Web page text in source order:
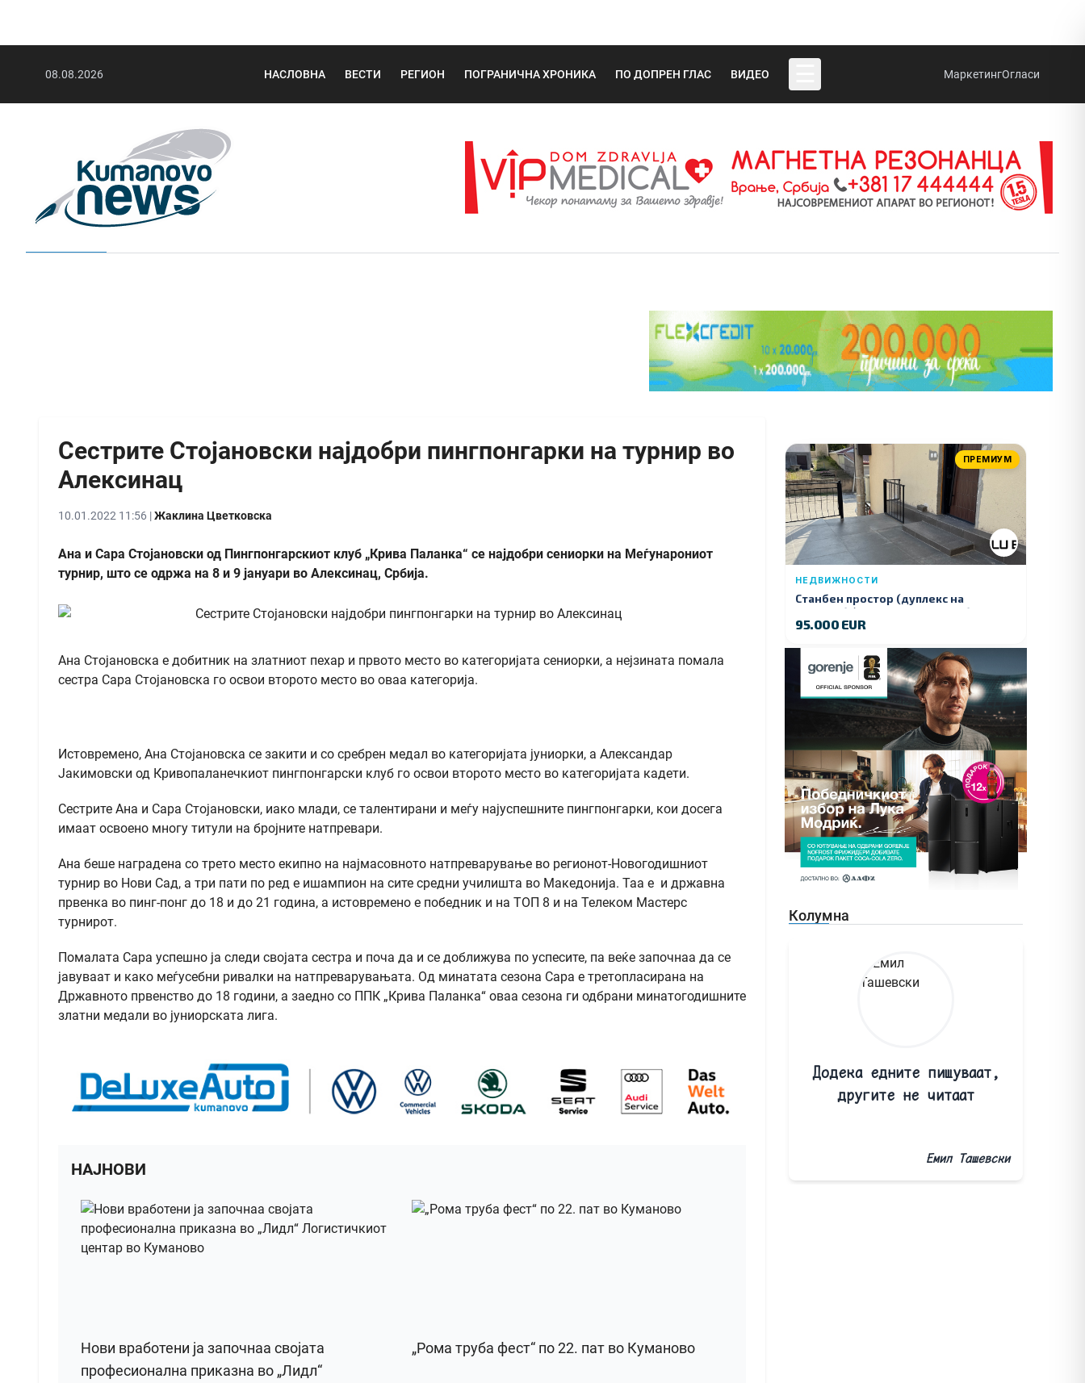
08.08.2026 НАСЛОВНА ВЕСТИ РЕГИОН ПОГРАНИЧНА ХРОНИКА ПО ДОПРЕН ГЛАС ВИДЕО МаркетингОгласи
Сестрите Стојановски најдобри пингпонгарки на турнир во
Алексинац
10.01.2022 11:56 |Жаклина Цветковска
Ана и Сара Стојановски од Пингпонгарскиот клуб „Крива Паланка“ се најдобри сениорки на Меѓунарониот
турнир, што се одржа на 8 и 9 јануари во Алексинац, Србија.
Ана Стојановска е добитник на златниот пехар и првото место во категоријата сениорки, а нејзината помала
сестра Сара Стојановска го освои второто место во оваа категорија.
Истовремено, Ана Стојановска се закити и со сребрен медал во категоријата јуниорки, а Александар
Јакимовски од Кривопаланечкиот пингпонгарски клуб го освои второто место во категоријата кадети.
Сестрите Ана и Сара Стојановски, иако млади, се талентирани и меѓу најуспешните пингпонгарки, кои досега
имаат освоено многу титули на бројните натпревари.
Ана беше наградена со трето место екипно на најмасовното натпреварување во регионот-Новогодишниот
турнир во Нови Сад, а три пати по ред е ишампион на сите средни училишта во Македонија. Таа е и државна
првенка во пинг-понг до 18 и до 21 година, а истовремено е победник и на ТОП 8 и на Телеком Мастерс
турнирот.
Помалата Сара успешно ја следи својата сестра и поча да и се доближува по успесите, па веќе започнаа да се
јавуваат и како меѓусебни ривалки на натпреварувањата. Од минатата сезона Сара е третопласирана на
Државното првенство до 18 години, а заедно со ППК „Крива Паланка“ оваа сезона ги одбрани минатогодишните
златни медали во јуниорската лига.
НАЈНОВИ
Нови вработени ја започнаа својата
професионална приказна во „Лидл“
„Рома труба фест“ по 22. пат во Куманово
ПРЕМИУМ
НЕДВИЖНОСТИ
Станбен простор (дуплекс на
продажба) – Ул. Стојан Арсов бр. 1,
Куманово
95.000 EUR
Колумна
Додека едните пишуваат,
другите не читаат
Емил Ташевски